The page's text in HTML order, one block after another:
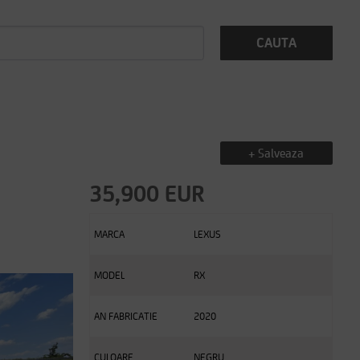
CAUTA
+ Salveaza
35,900 EUR
MARCA LEXUS
MODEL RX
AN FABRICATIE 2020
CULOARE NEGRU